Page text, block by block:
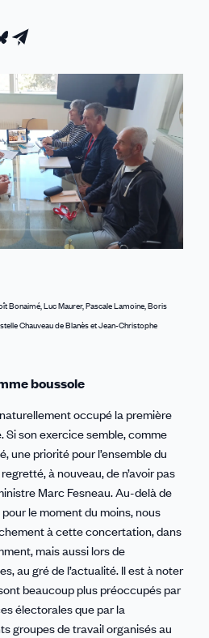
Partager
par
email
Bonaimé, Luc Maurer, Pascale Lamoine, Boris
Chauveau de Blanès et Jean-Christophe
boussole
occupé la première
son exercice semble, comme
une priorité pour l’ensemble du
à nouveau, de n’avoir pas
Marc Fesneau. Au-delà de
le moment du moins, nous
à cette concertation, dans
mais aussi lors de
au gré de l’actualité. Il est à noter
sont beaucoup plus préoccupés par
électorales que par la
groupes de travail organisés au